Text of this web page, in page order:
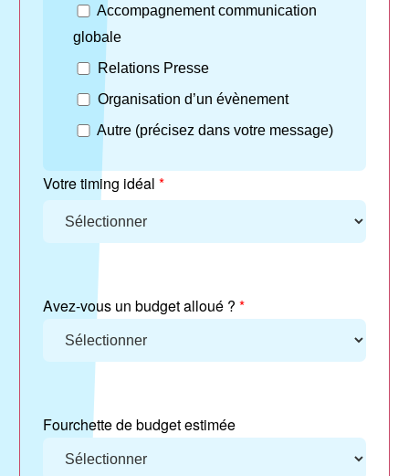
Accompagnement communication
globale
Relations Presse
Organisation d’un évènement
Autre (précisez dans votre message)
Votre timing idéal *
Avez-vous un budget alloué ? *
Fourchette de budget estimée